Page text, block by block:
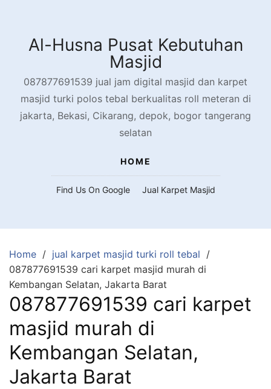
contentAl-Husna Pusat Kebutuhan
Masjid
087877691539 jual jam digital masjid dan karpet
masjid turki polos tebal berkualitas roll meteran di
jakarta, Bekasi, Cikarang, depok, bogor tangerang
selatan
HOME
Find Us On Google Jual Karpet Masjid
Home
jual karpet masjid turki roll tebal
087877691539 cari karpet masjid murah di
Kembangan Selatan, Jakarta Barat
087877691539 cari karpet
masjid murah di
Kembangan Selatan,
Jakarta Barat